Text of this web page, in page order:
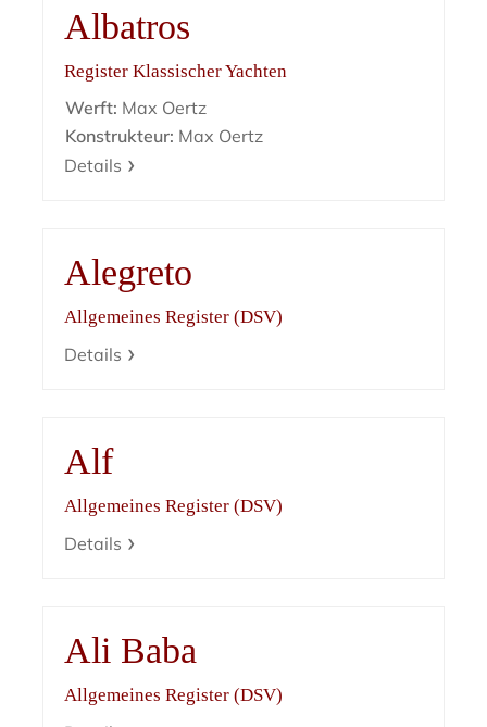
Albatros
Register Klassischer Yachten
Werft: Max Oertz
Konstrukteur: Max Oertz
Details
Alegreto
Allgemeines Register (DSV)
Details
Alf
Allgemeines Register (DSV)
Details
Ali Baba
Allgemeines Register (DSV)